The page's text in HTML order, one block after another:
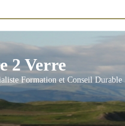
2 Verre
Formation et Conseil Durable